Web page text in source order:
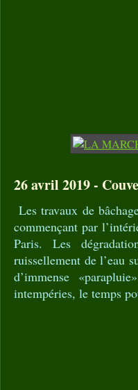
26 avril 2019 -
Les travaux de
commençant par
Paris. Les
ruissellement de l’eau
d’immense
intempéries, le temps